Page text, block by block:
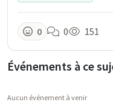
0 0 151
Événements à ce
Aucun événement à venir